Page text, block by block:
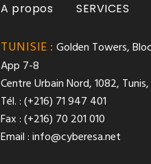
A propos SERVICES
TUNISIE : Golden Towers,
App 7-8
Centre Urbain Nord, 1082,
Tél. : (+216) 71 947 401
Fax : (+216) 70 201 010
Email :info@cyberesa.net